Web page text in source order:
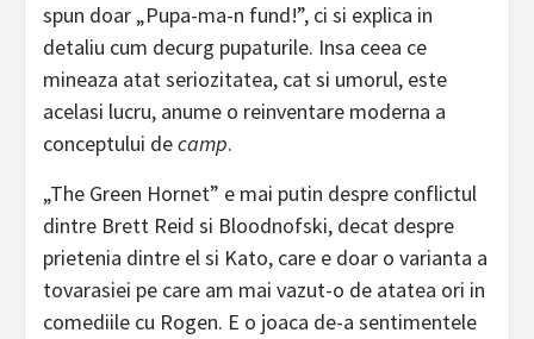
spun doar „Pupa-ma-n fund!”, ci si explica in
detaliu cum decurg pupaturile. Insa ceea ce
mineaza atat seriozitatea, cat si umorul, este
acelasi lucru, anume o reinventare moderna a
conceptului decamp.
„The Green Hornet” e mai putin despre conflictul
dintre Brett Reid si Bloodnofski, decat despre
prietenia dintre el si Kato, care e doar o varianta a
tovarasiei pe care am mai vazut-o de atatea ori in
comediile cu Rogen. E o joaca de-a sentimentele